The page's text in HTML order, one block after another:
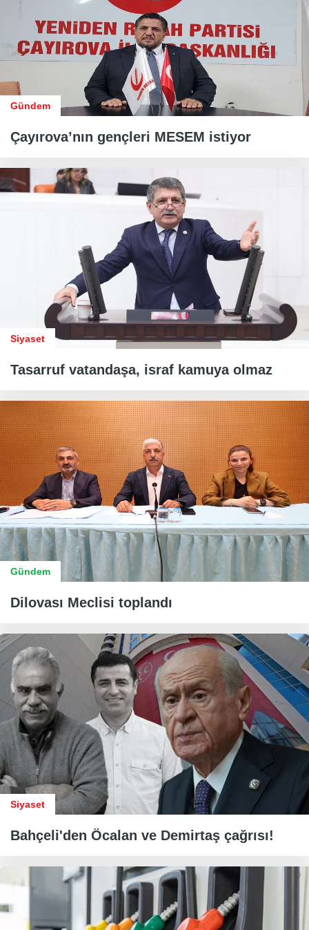
Gündem
Çayırova’nın gençleri MESEM istiyor
Siyaset
Tasarruf vatandaşa, israf kamuya olmaz
Gündem
Dilovası Meclisi toplandı
Siyaset
Bahçeli'den Öcalan ve Demirtaş çağrısı!